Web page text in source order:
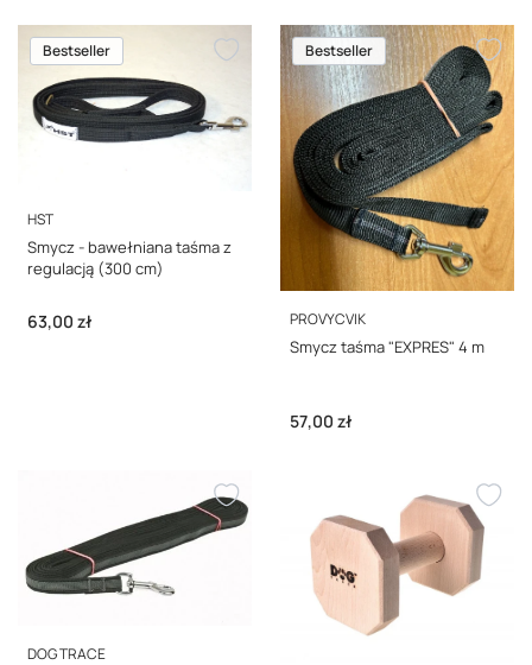
Bestseller
PRODUCENT
HST
Smycz - bawełniana taśma z
regulacją (300 cm)
Cena
63,00 zł
Bestseller
PRODUCENT
PROVYCVIK
Smycz taśma "EXPRES" 4 m
Cena
57,00 zł
PRODUCENT
DOG TRACE